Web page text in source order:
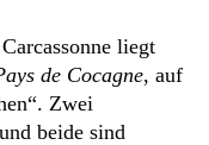
liegt
de Cocagne, auf
Zwei
und beide sind